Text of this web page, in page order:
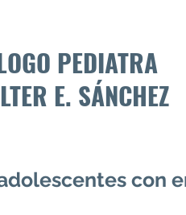
PEDIATRA
E. SÁNCHEZ
con